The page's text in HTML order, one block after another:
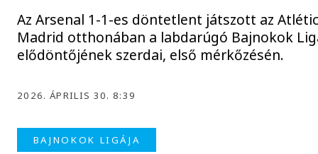
Az Arsenal 1-1-es döntetlent játszott az
Madrid otthonában a labdarúgó Bajnokok
elődöntőjének szerdai, első mérkőzésén.
2026. ÁPRILIS 30. 8:39
BAJNOKOK LIGÁJA